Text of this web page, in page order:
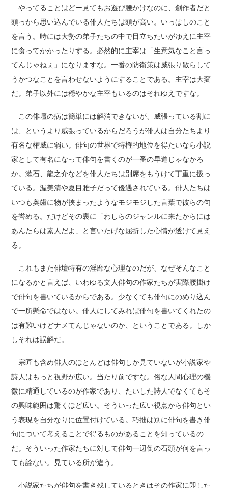
やってることはどー見てもお遊び腰かけなのに、創作者だと
頭っから思い込んでいる俳人たちは頭が高い。いっぱしのこと
を言う。時には大勢の弟子たちの中で目立ちたいがゆえに主宰
に食ってかかったりする。必然的に主宰は「生意気なこと言っ
てんじゃねぇ」になりますな。一番の防衛策は威張り散らして
うかつなことを言わせないようにすることである。主宰は大変
だ。弟子以外には穏やかな主宰もいるのはそれゆえですな。
この俳壇の病は簡単には解消できないが、威張っている割に
は、というより威張っているからだろうが俳人は自分たちより
有名な権威に弱い。俳句の世界で特権的地位を得たいなら小説
家として有名になって俳句を書くのが一番の早道じゃなかろ
か。漱石、龍之介などを俳人たちは別席をもうけて丁重に扱っ
ている。渥美清や夏目雅子だって優遇されている。俳人たちは
いつも奥歯に物が挟まったようなモジモジした言葉で彼らの句
を誉める。だけどその裏に「わしらのジャンルに来たからには
あんたらは素人だよ」と言いたげな屈折した心情が透けて見え
る。
これもまた俳壇特有の淫靡な心理なのだが、なぜそんなこと
になるかと言えば、いわゆる文人俳句の作家たちが実際腰掛け
で俳句を書いているからである。少なくても俳句にのめり込ん
で一所懸命ではない。俳人にしてみれば俳句を書いてくれたの
は有難いけどナメてんじゃないのか、ということである。しか
しそれは誤解だ。
宗匠も含め俳人のほとんどは俳句しか見ていないが小説家や
詩人はもっと視野が広い。当たり前ですな。俗な人間心理の機
微に精通しているのが作家であり、たいした詩人でなくてもそ
の興味範囲は驚くほど広い。そういった広い視点から俳句とい
う表現を自分なりに位置付けている。巧拙は別に俳句を書き俳
句について考えることで得るものがあることを知っているの
だ。そういった作家たちに対して俳句一辺倒の石頭が何を言っ
ても詮ない。見ている所が違う。
小説家たちが俳句を書き残しているときはその作家に即した